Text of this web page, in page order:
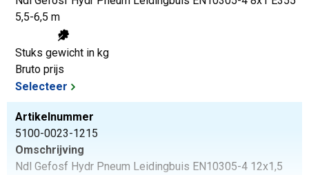
5,5-6,5 m
Stuks gewicht in kg
Bruto prijs
Selecteer
Artikelnummer
5100-0023-1215
Omschrijving
Ndl Gefosf Hydr Pneum Leidingbuis EN10305-4 12x1,5